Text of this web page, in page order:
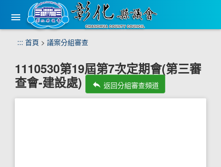
機
::: 首頁 > 議案分組審查
1110530第19屆第7次定期會(第三審
查會-建設處)
reply 返回分組審查頻道